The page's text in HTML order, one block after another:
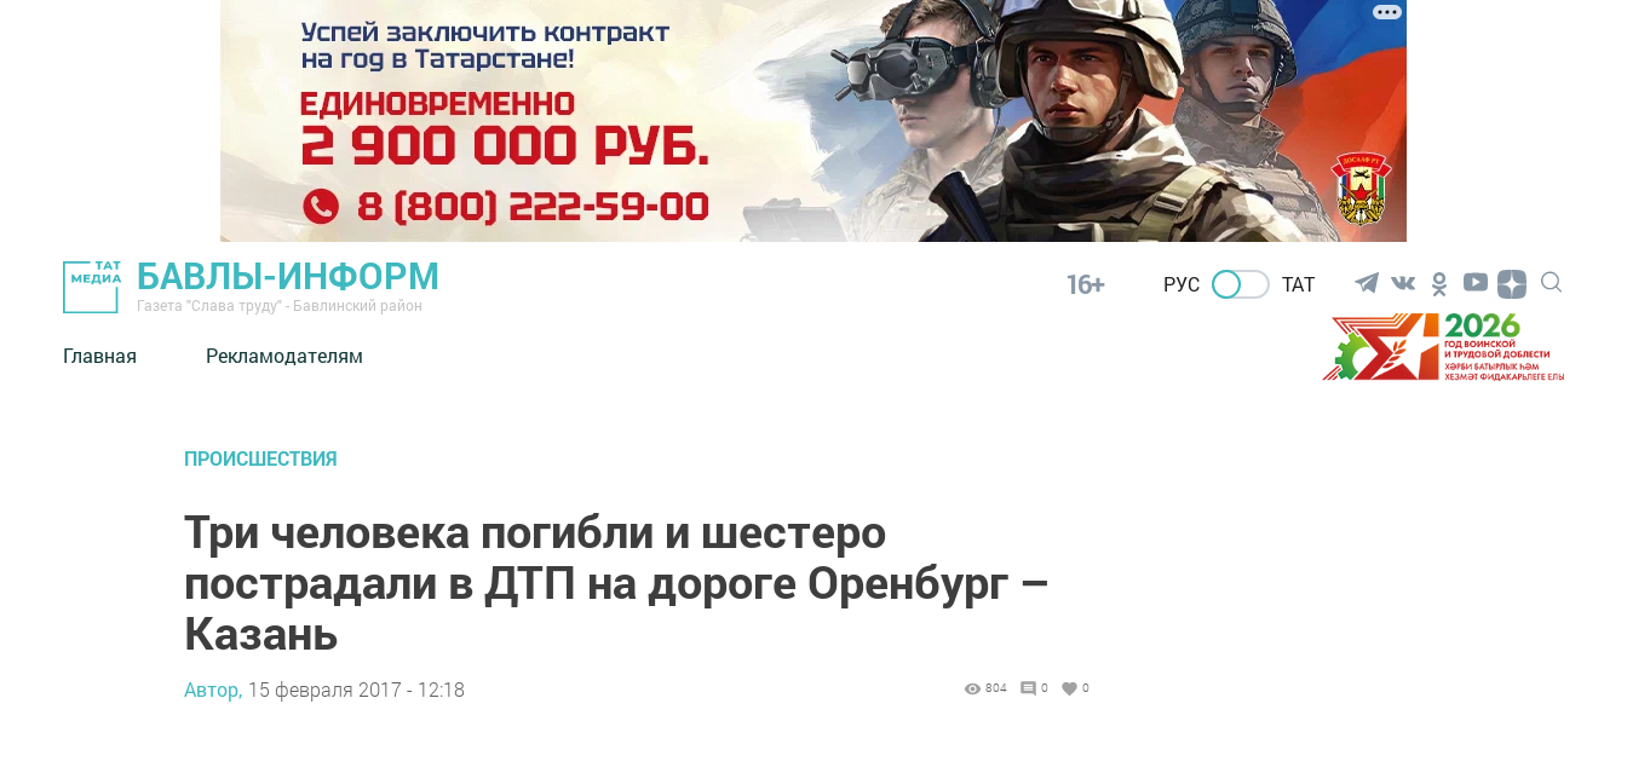
БАВЛЫ-ИНФОРМ
Газета "Слава труду" - Бавлинский район
16+ РУС ТАТ
Главная Рекламодателям
ПРОИСШЕСТВИЯ
Три человека погибли и шестеро
пострадали в ДТП на дороге Оренбург –
Казань
Автор, 15 февраля 2017 - 12:18 804 0 0